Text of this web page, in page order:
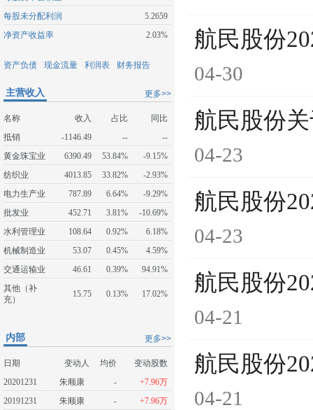
每股未分配利润
5.2659
净资产收益率
2.03%
资产负债 现金流量 利润表 财务报告
更多>>
主营收入
名称 收入 占比
同比
抵销
-1146.49 --
--
黄金珠宝业
6390.49 53.84%
-9.15%
纺织业
4013.85 33.82%
-2.93%
电力生产业
787.89 6.64%
-9.29%
批发业
452.71 3.81%
-10.69%
水利管理业
108.64 0.92%
6.18%
机械制造业
53.07 0.45%
4.59%
交通运输业
46.61 0.39%
94.91%
其他（补
充）
15.75 0.13% 17.02%
更多>>
内部
日期 变动人 均价
变动股数
20201231
朱顺康 -
+7.96万
20191231
朱顺康 -
+7.96万
航民股份
04-30
航民股份
04-23
航民股份
04-23
航民股份
04-21
航民股份
04-21